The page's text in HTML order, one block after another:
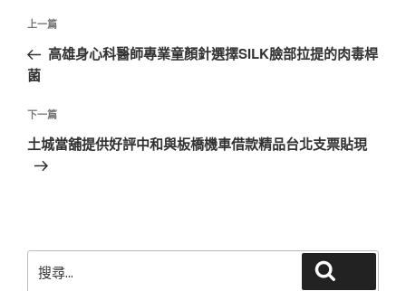
文
導
覽
上
一
篇
章
上一篇
高雄身心科醫師專業童顏針選擇SILK臉部拉提的肉毒桿
菌
下
一
篇
下一篇
土城當舖提供好評中和與板橋機車借款精品台北支票貼現
尋